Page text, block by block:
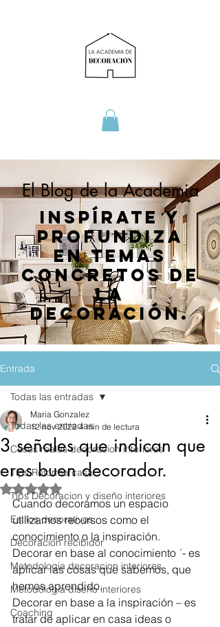
El Blog de la Academia
Inspírate y
profundiza
en temas
concretos de
la
decoración.
Entrada
Todas las entradas
Casos reales decoracion interiores
Tips Reforma casa
Tips Decoracion y diseño interiores
Estilos decorativos
Decoracion recibidor
Metodologia decoracion interiores
Metodologia diseño interiores
Coaching
Todas las entradas
3 señales que indican que
eres buen decorador.
Maria Gonzalez
12 nov 2022 4 min de lectura
Obtuvo NaN de 5 estrellas.
Cuando decoramos un espacio
utilizamos recursos como el
conocimiento o la inspiración.
Decorar en base al conocimiento ´- es
aplicar las cosas que sabemos, que
hemos aprendido.
Decorar en base a la inspiración – es
tratar de aplicar en casa ideas o